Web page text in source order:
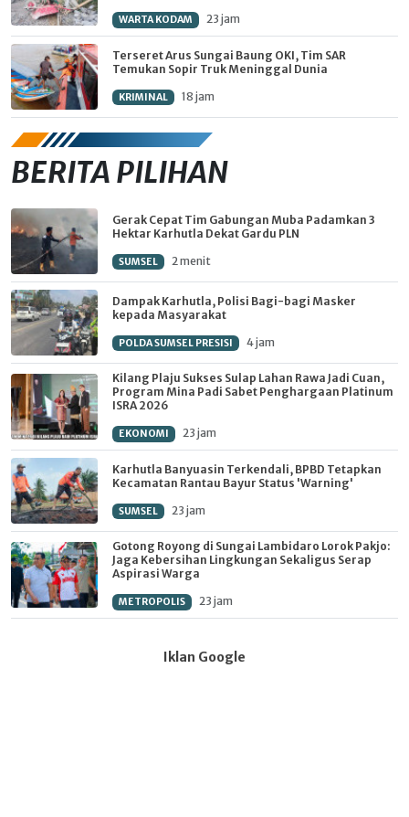
WARTA KODAM 23 jam
Terseret Arus Sungai Baung OKI, Tim SAR
Temukan Sopir Truk Meninggal Dunia
KRIMINAL 18 jam
BERITA PILIHAN
Gerak Cepat Tim Gabungan Muba Padamkan 3
Hektar Karhutla Dekat Gardu PLN
SUMSEL 2 menit
Dampak Karhutla, Polisi Bagi-bagi Masker
kepada Masyarakat
POLDA SUMSEL PRESISI 4 jam
Kilang Plaju Sukses Sulap Lahan Rawa Jadi Cuan,
Program Mina Padi Sabet Penghargaan Platinum
ISRA 2026
EKONOMI 23 jam
Karhutla Banyuasin Terkendali, BPBD Tetapkan
Kecamatan Rantau Bayur Status 'Warning'
SUMSEL 23 jam
Gotong Royong di Sungai Lambidaro Lorok Pakjo:
Jaga Kebersihan Lingkungan Sekaligus Serap
Aspirasi Warga
METROPOLIS 23 jam
Iklan Google